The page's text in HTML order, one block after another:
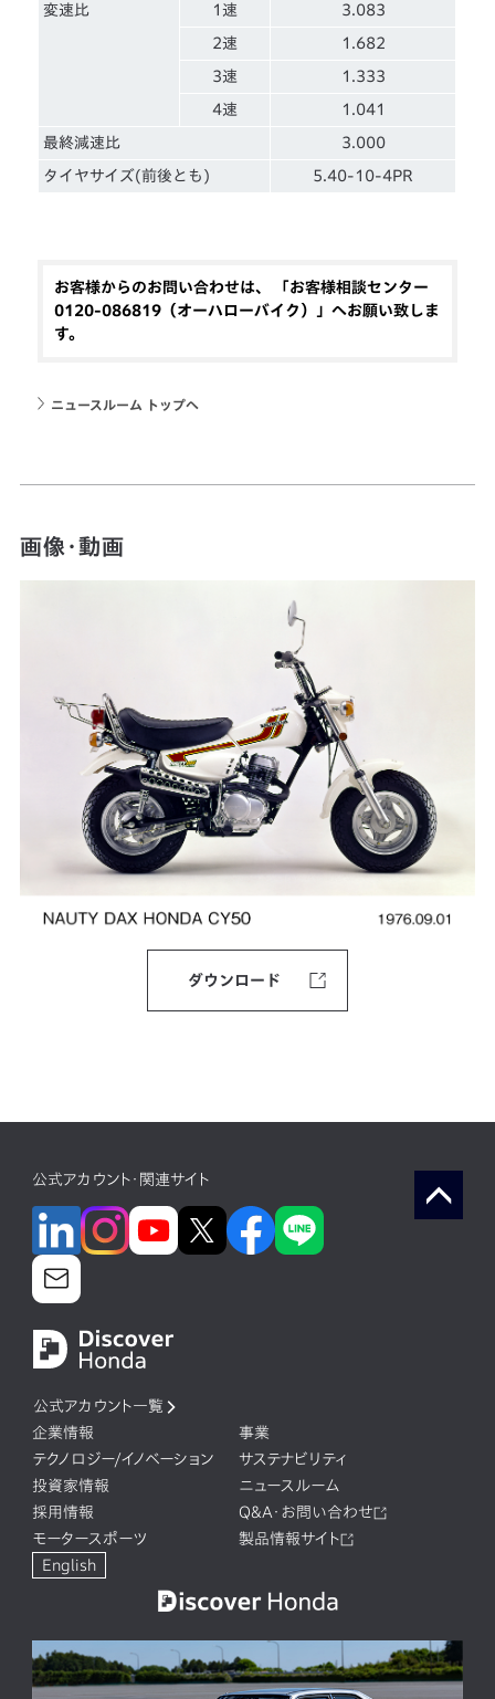
変速比 1速 3.083
2速 1.682
3速 1.333
4速 1.041
最終減速比 3.000
タイヤサイズ(前後とも) 5.40-10-4PR
お客様からのお問い合わせは、 「お客様相談センター
0120-086819（オーハローバイク）」へお願い致しま
す。
ニュースルーム トップへ
画像・動画
ダウンロード
公式アカウント・関連サイト
公式アカウント一覧
企業情報
事業
テクノロジー/イノベーション
サステナビリティ
投資家情報
ニュースルーム
採用情報
Q&A・お問い合わせ
モータースポーツ
製品情報サイト
English